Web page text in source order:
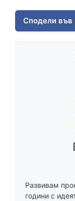
Сподели във
Развивам
години с